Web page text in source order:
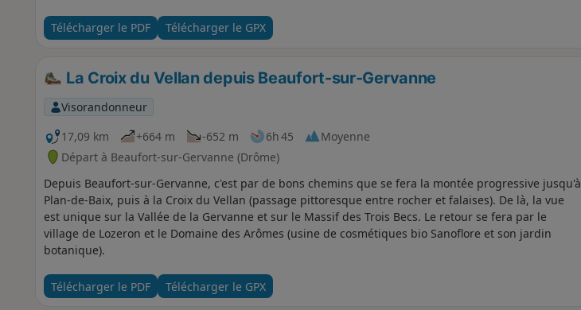
Télécharger le PDF
Télécharger le GPX
La Croix du Vellan depuis Beaufort-sur-Gervanne
Visorandonneur
17,09 km
+664 m -652 m 6h 45
Moyenne
Départ à Beaufort-sur-Gervanne (Drôme)
Depuis Beaufort-sur-Gervanne, c'est par de bons chemins que se fera la montée progressive jusqu'à
Plan-de-Baix, puis à la Croix du Vellan (passage pittoresque entre rocher et falaises). De là, la vue
est unique sur la Vallée de la Gervanne et sur le Massif des Trois Becs. Le retour se fera par le
village de Lozeron et le Domaine des Arômes (usine de cosmétiques bio Sanoflore et son jardin
botanique).
Télécharger le PDF Télécharger le GPX